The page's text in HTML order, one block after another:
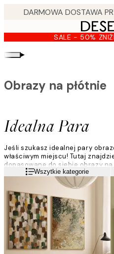
content.
SALE - 50%
▸
Idealna Para
Obrazy na płótnie
Jeśli szukasz idealnej pary
właściwym miejscu! Tutaj
dopasowane do siebie obrazy na
czy szukasz minimalistycznej
odważnych obrazów na płótnie
znajdziesz swoje ulubione obrazy
Czytaj więcejWszytkie kategorie